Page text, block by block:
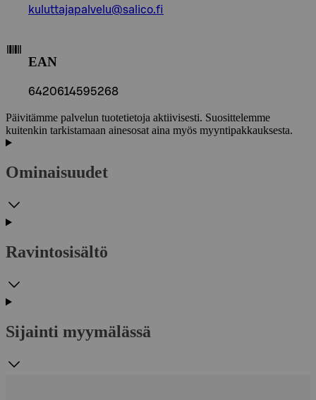
kuluttajapalvelu@salico.fi
EAN
6420614595268
Päivitämme palvelun tuotetietoja aktiivisesti. Suosittelemme
kuitenkin tarkistamaan ainesosat aina myös myyntipakkauksesta.
Ominaisuudet
Ravintosisältö
Sijainti myymälässä